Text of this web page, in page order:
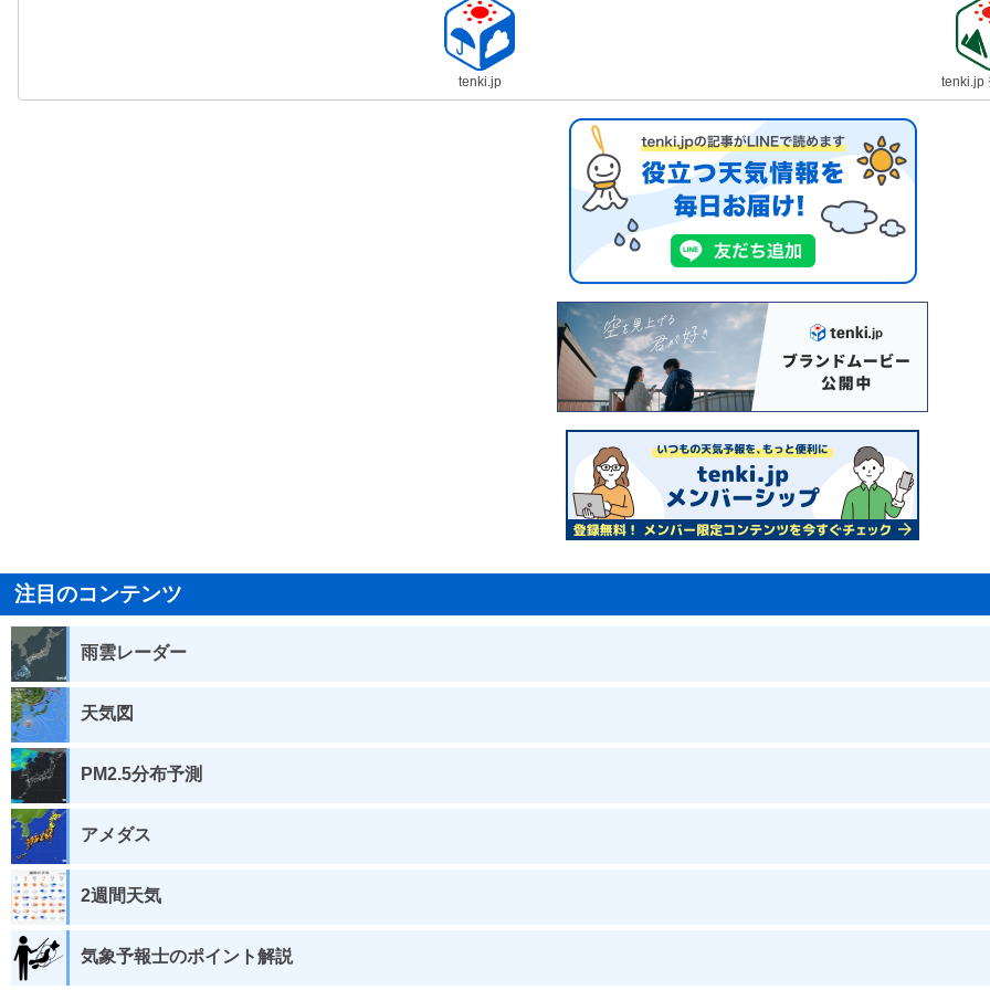
tenki.jp tenki.jp
注目のコンテンツ
雨雲レーダー
天気図
PM2.5分布予測
アメダス
2週間天気
気象予報士のポイント解説